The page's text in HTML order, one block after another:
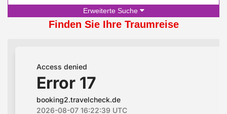
Erweiterte Suche
Finden Sie Ihre Traumreise